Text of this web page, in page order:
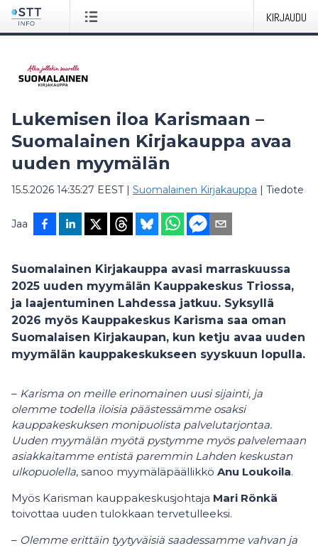
KIRJAUDU
Lukemisen iloa Karismaan –
Suomalainen Kirjakauppa avaa
uuden myymälän
15.5.2026 14:35:27 EEST| Suomalainen Kirjakauppa | Tiedote
Jaa
Suomalainen Kirjakauppa avasi marraskuussa
2025 uuden myymälän Kauppakeskus Triossa,
ja laajentuminen Lahdessa jatkuu. Syksyllä
2026 myös Kauppakeskus Karisma saa oman
Suomalaisen Kirjakaupan, kun ketju avaa uuden
myymälän kauppakeskukseen syyskuun lopulla.
– Karisma on meille erinomainen uusi sijainti, ja
olemme todella iloisia päästessämme osaksi
kauppakeskuksen monipuolista palvelutarjontaa.
Uuden myymälän myötä pystymme myös palvelemaan
asiakkaitamme entistä paremmin Lahden keskustan
ulkopuolella, sanoo myymäläpäällikkö Anu Loukoila.
Myös Karisman kauppakeskusjohtaja Mari Rönkä
toivottaa uuden tulokkaan tervetulleeksi.
– Olemme erittäin tyytyväisiä saadessamme vahvan ja